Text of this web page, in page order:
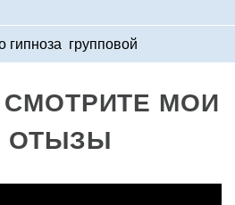
гипноза групповой
СМОТРИТЕ МОИ
ОТЫЗЫ